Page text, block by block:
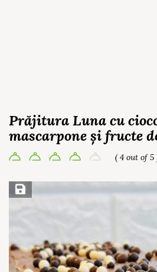
Prăjitura Luna cu
mascarpone și fructe
( 4 out of 5
Save Recipe